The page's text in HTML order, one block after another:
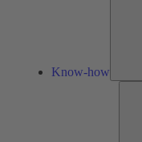
Know-how